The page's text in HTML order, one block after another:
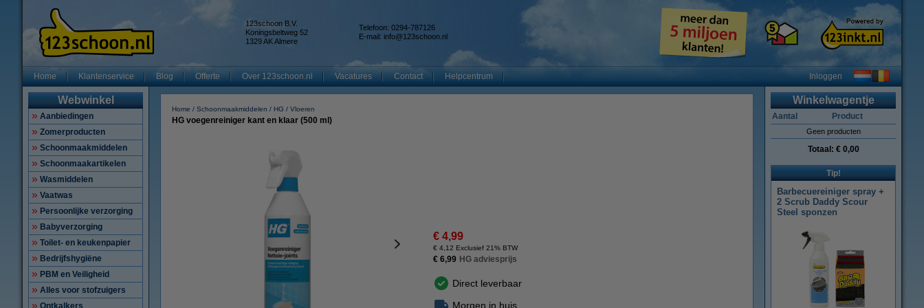
123schoon B.V.
Koningsbeltweg 52
1329 AK Almere
Telefoon: 0294-787126
E-mail: info@123schoon.nl
Home Klantenservice Blog Offerte Over 123schoon.nl Vacatures Contact Helpcentrum Inloggen
Webwinkel
Aanbiedingen
Zomerproducten
Schoonmaakmiddelen
Schoonmaakartikelen
Wasmiddelen
Vaatwas
Persoonlijke verzorging
Babyverzorging
Toilet- en keukenpapier
Bedrijfshygiëne
PBM en Veiligheid
Alles voor stofzuigers
Ontkalkers
Home Schoonmaakmiddelen HG Vloeren
HG voegenreiniger kant en klaar (500 ml)
€ 4,99
€ 4,12 Exclusief 21% BTW
€ 6,99 HG adviesprijs
Direct leverbaar
Morgen in huis
Winkelwagentje
Aantal Product
Geen producten
Totaal: € 0,00
Tip!
Barbecuereiniger spray +
2 Scrub Daddy Scour
Steel sponzen